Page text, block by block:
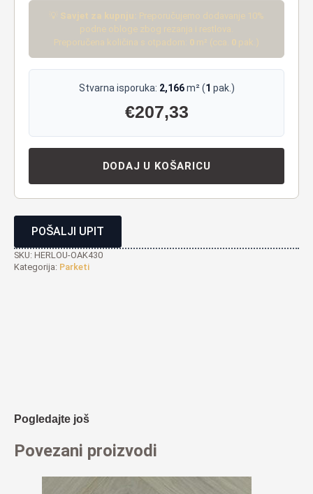
💡 Savjet za kupnju: Preporučujemo dodavanje 10%
podne obloge zbog rezanja i restlova.
Preporučena količina s otpadom: 0 m² (cca. 0 pak.)
Stvarna isporuka: 2,166m² (1 pak.)
€207,33
DODAJ U KOŠARICU
POŠALJI UPIT
SKU: HERLOU-OAK430
Kategorija: Parketi
Pogledajte još
Povezani proizvodi